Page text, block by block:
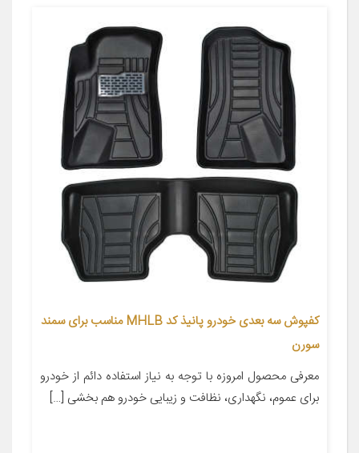
کفپوش سه بعدی خودرو پانیذ کد MHLB مناسب برای سمند
سورن
معرفی محصول امروزه با توجه به نیاز استفاده دائم از خودرو
برای عموم، نگهداری، نظافت و زیبایی خودرو هم بخشی […]